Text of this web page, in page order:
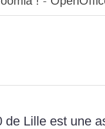
Lille est une